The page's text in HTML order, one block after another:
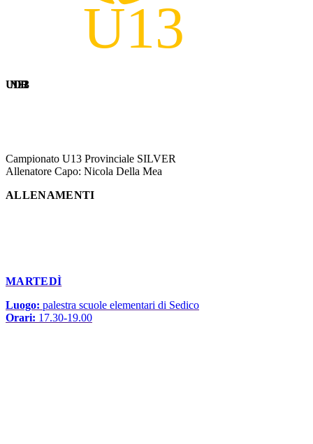
UNDER 13
Campionato U13 Provinciale SILVER
Allenatore Capo: Nicola Della Mea
ALLENAMENTI
MARTEDÌ
Luogo: palestra scuole elementari di Sedico
Orari: 17.30-19.00